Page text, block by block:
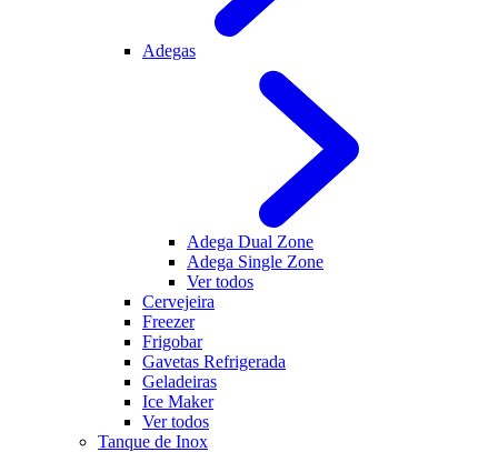
Adegas
Adega Dual Zone
Adega Single Zone
Ver todos
Cervejeira
Freezer
Frigobar
Gavetas Refrigerada
Geladeiras
Ice Maker
Ver todos
Tanque de Inox